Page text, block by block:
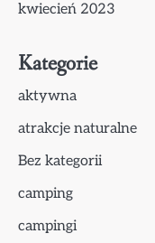
kwiecień 2023
Kategorie
aktywna
atrakcje naturalne
Bez kategorii
camping
campingi